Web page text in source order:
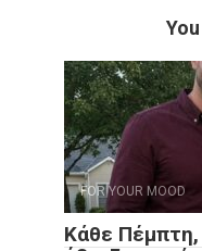
FOR YOUR MOOD
Κάθε Πέμπτη,